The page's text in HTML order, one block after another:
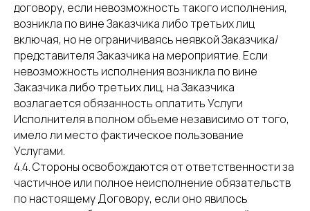
договору, если невозможность такого исполнения,
возникла по вине Заказчика либо третьих лиц
включая, но не ограничиваясь неявкой Заказчика/
представителя Заказчика на мероприятие. Если
невозможность исполнения возникла по вине
Заказчика либо третьих лиц, на Заказчика
возлагается обязанность оплатить Услуги
Исполнителя в полном объеме независимо от того,
имело ли место фактическое пользование
Услугами.
4.4. Стороны освобождаются от ответственности за
частичное или полное неисполнение обязательств
по настоящему Договору, если оно явилось